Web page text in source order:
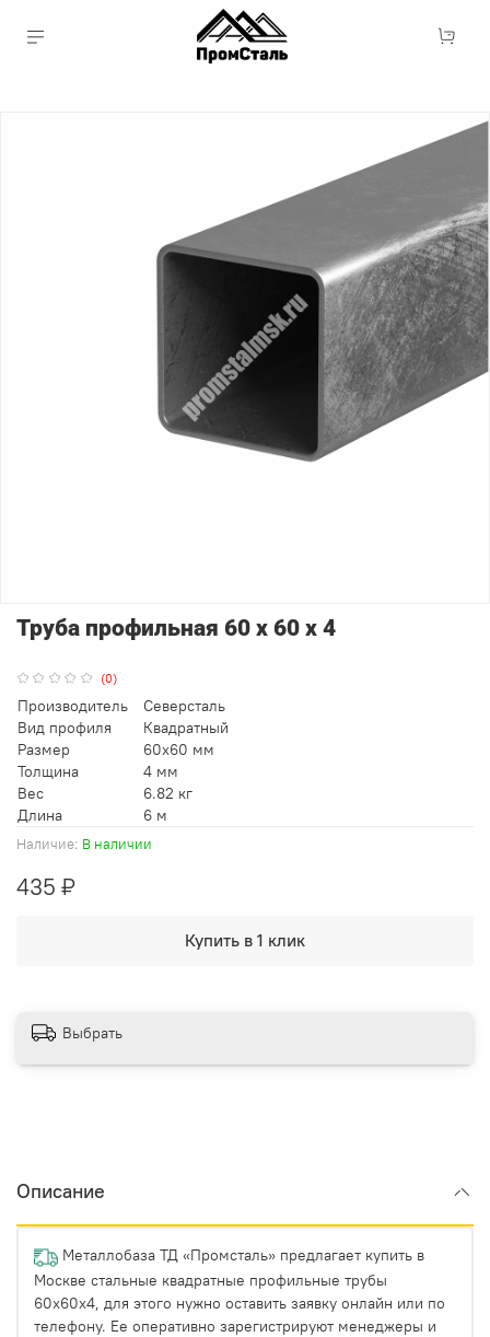
(0)
Наличие: В наличии
Труба профильная 60 х 60 х 4
435 ₽
Купить в 1 клик
Производитель
Северсталь
Вид профиля
Квадратный
Размер
60x60 мм
Толщина
4 мм
Вес
6.82 кг
Длина
6 м
Выбрать
Описание
Металлобаза ТД «Промсталь» предлагает купить в
Москве стальные квадратные профильные трубы
60х60х4, для этого нужно оставить заявку онлайн или по
телефону. Ее оперативно зарегистрируют менеджеры и